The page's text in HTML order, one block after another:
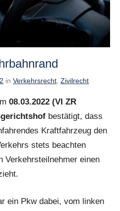
von
Schneider
in Verkehrsrecht Zivilrecht
08.03.2022 (VI ZR
bestätigt, dass
Kraftfahrzeug den
stets beachten
Verkehrsteilnehmer einen
ein Pkw dabei, vom linken